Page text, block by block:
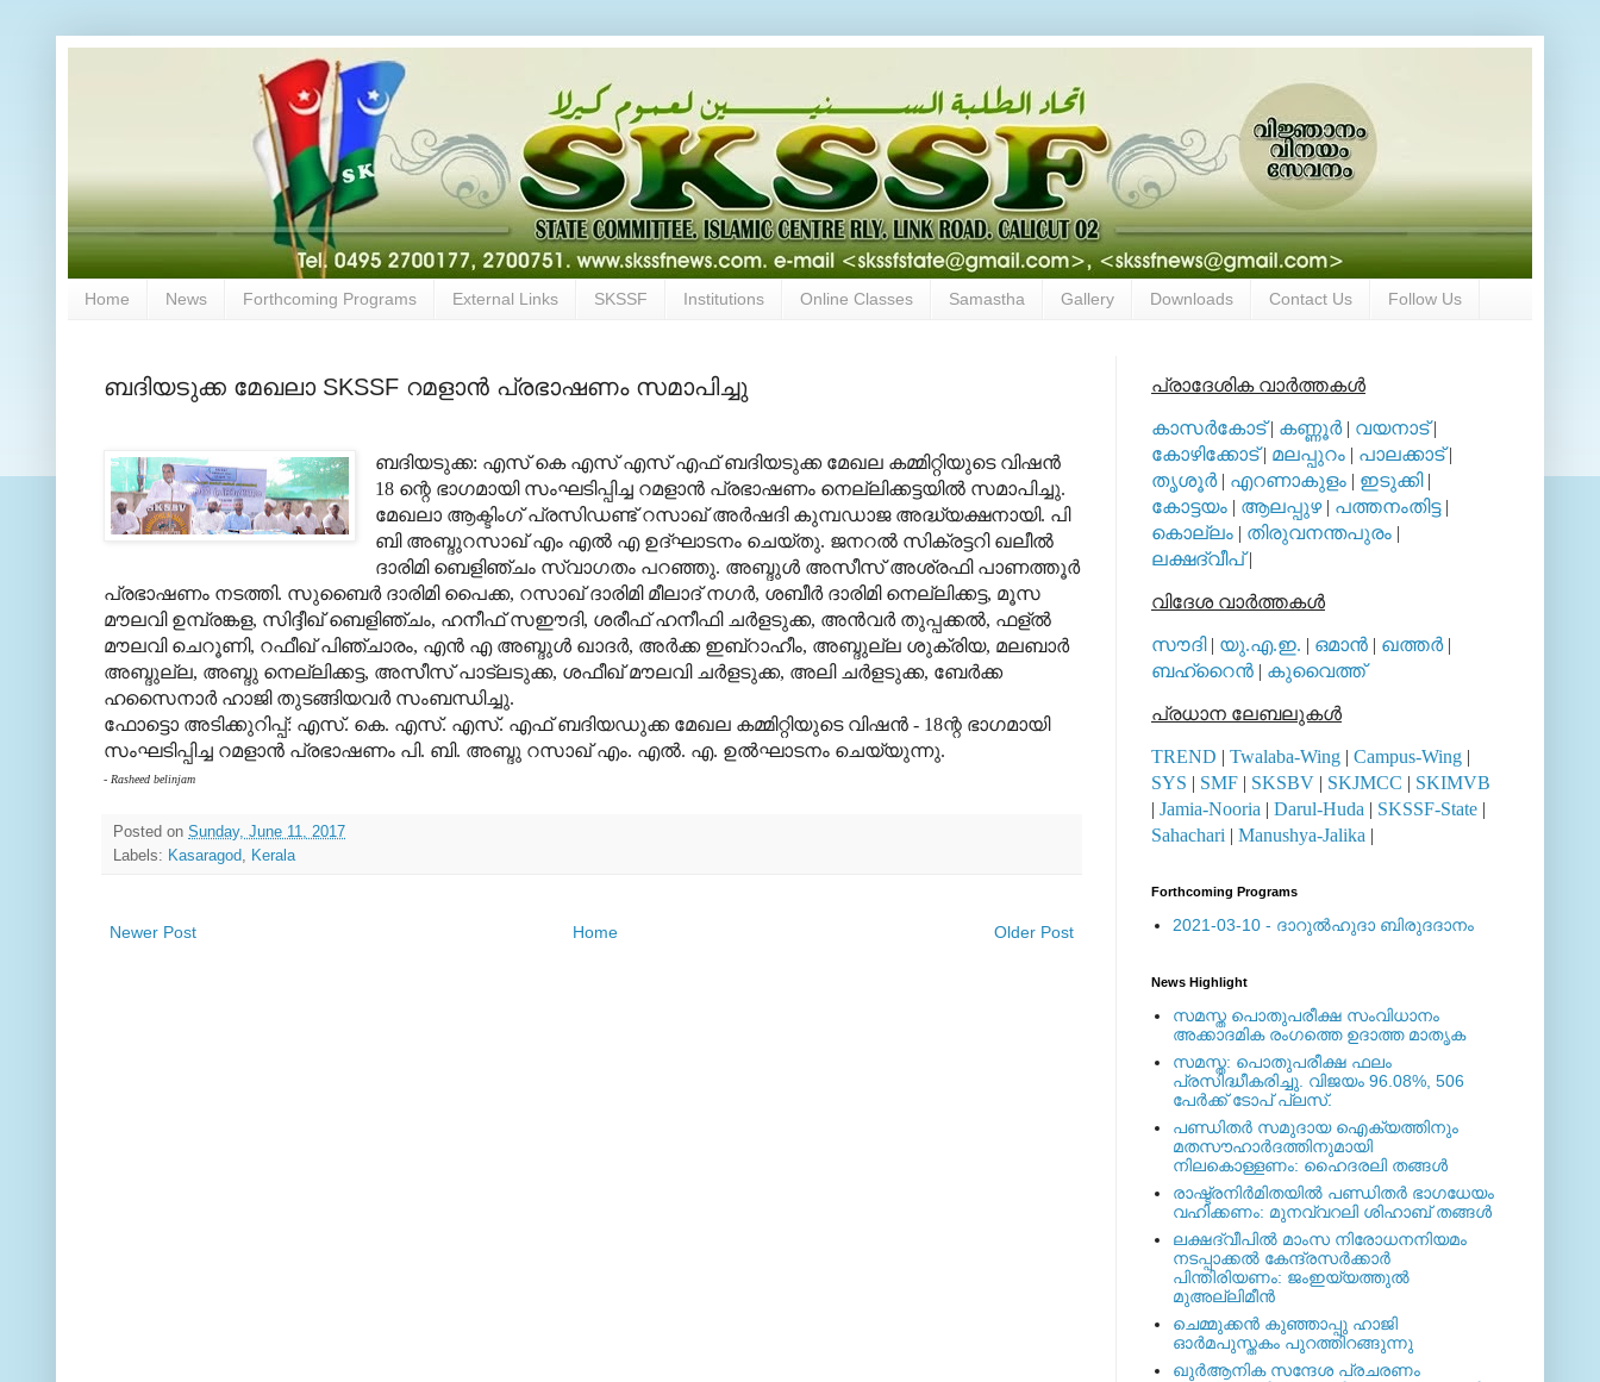
Home News Forthcoming Programs External Links SKSSF Institutions Online Classes Samastha Gallery Downloads Contact Us Follow Us
ബദിയടുക്ക മേഖലാ SKSSF റമളാൻ പ്രഭാഷണം സമാപിച്ചു
ബദിയടുക്ക: എസ് കെ എസ് എസ് എഫ് ബദിയടുക്ക മേഖല കമ്മിറ്റിയുടെ വിഷൻ
18 ന്റെ ഭാഗമായി സംഘടിപ്പിച്ച റമളാൻ പ്രഭാഷണം നെല്ലിക്കട്ടയിൽ സമാപിച്ചു.
മേഖലാ ആക്ടിംഗ് പ്രസിഡണ്ട് റസാഖ് അർഷദി കുമ്പഡാജ അദ്ധ്യക്ഷനായി. പി
ബി അബ്ദുറസാഖ് എം എൽ എ ഉദ്ഘാടനം ചെയ്തു. ജനറൽ സിക്രട്ടറി ഖലീൽ
ദാരിമി ബെളിഞ്ചം സ്വാഗതം പറഞ്ഞു. അബ്ദുൾ അസീസ് അശ്രഫി പാണത്തൂർ
പ്രഭാഷണം നടത്തി. സുബൈർ ദാരിമി പൈക്ക, റസാഖ് ദാരിമി മീലാദ് നഗർ, ശബീർ ദാരിമി നെല്ലിക്കട്ട, മൂസ
മൗലവി ഉമ്പ്രങ്കള, സിദ്ദീഖ് ബെളിഞ്ചം, ഹനീഫ് സഈദി, ശരീഫ് ഹനീഫി ചർളടുക്ക, അൻവർ തുപ്പക്കൽ, ഫള്ൽ
മൗലവി ചെറൂണി, റഫീഖ് പിഞ്ചാരം, എൻ എ അബ്ദുൾ ഖാദർ, അർക്ക ഇബ്റാഹീം, അബ്ദുല്ല ശുക്രിയ, മലബാർ
അബ്ദുല്ല, അബ്ദു നെല്ലിക്കട്ട, അസീസ് പാട്ലടുക്ക, ശഫീഖ് മൗലവി ചർളടുക്ക, അലി ചർളടുക്ക, ബേർക്ക
ഹസൈനാർ ഹാജി തുടങ്ങിയവർ സംബന്ധിച്ചു.
ഫോട്ടൊ അടിക്കുറിപ്പ്: എസ്. കെ. എസ്. എസ്. എഫ് ബദിയഡുക്ക മേഖല കമ്മിറ്റിയുടെ വിഷൻ - 18ന്റ ഭാഗമായി
സംഘടിപ്പിച്ച റമളാൻ പ്രഭാഷണം പി. ബി. അബ്ദു റസാഖ് എം. എൽ. എ. ഉൽഘാടനം ചെയ്യുന്നു.
- Rasheed belinjam
Posted on Sunday, June 11, 2017
Labels: Kasaragod Kerala
Newer Post Older Post
Home
പ്രാദേശിക വാര്‍ത്തകള്‍
കാസര്‍കോട്| കണ്ണൂര്‍| വയനാട്|
കോഴിക്കോട്| മലപ്പുറം | പാലക്കാട്|
തൃശൂര്‍| എറണാകുളം | ഇടുക്കി|
കോട്ടയം | ആലപ്പുഴ| പത്തനംതിട്ട|
കൊല്ലം | തിരുവനന്തപുരം |
ലക്ഷദ്വീപ്|
വിദേശ വാര്‍ത്തകള്‍
സൗദി| യു.എ.ഇ. | ഒമാന്‍ | ഖത്തര്‍|
ബഹ്റൈന്‍ | കുവൈത്ത്
പ്രധാന ലേബലുകള്‍
TREND | Twalaba-Wing | Campus-Wing |
SYS | SMF | SKSBV | SKJMCC | SKIMVB
| Jamia-Nooria | Darul-Huda | SKSSF-State |
Sahachari | Manushya-Jalika |
Forthcoming Programs
2021-03-10 - ദാറുല്‍ഹുദാ ബിരുദദാനം
News Highlight
സമസ്ത പൊതുപരീക്ഷ സംവിധാനം
അക്കാദമിക രംഗത്തെ ഉദാത്ത മാതൃക
സമസ്ത: പൊതുപരീക്ഷ ഫലം
പ്രസിദ്ധീകരിച്ചു. വിജയം 96.08%, 506
പേര്‍ക്ക് ടോപ് പ്ലസ്.
പണ്ഡിതര്‍ സമുദായ ഐക്യത്തിനും
മതസൗഹാര്‍ദത്തിനുമായി
നിലകൊള്ളണം: ഹൈദരലി തങ്ങള്‍
രാഷ്ട്രനിര്‍മിതയില്‍ പണ്ഡിതര്‍ ഭാഗധേയം
വഹിക്കണം: മുനവ്വറലി ശിഹാബ് തങ്ങള്‍
ലക്ഷദ്വീപില്‍ മാംസ നിരോധനനിയമം
നടപ്പാക്കല്‍ കേന്ദ്രസര്‍ക്കാര്‍
പിന്തിരിയണം: ജംഇയ്യത്തുല്‍
മുഅല്ലിമീന്‍
ചെമ്മുക്കന്‍ കുഞ്ഞാപ്പു ഹാജി
ഓര്‍മപുസ്തകം പുറത്തിറങ്ങുന്നു
ഖുര്‍ആനിക സന്ദേശ പ്രചരണം